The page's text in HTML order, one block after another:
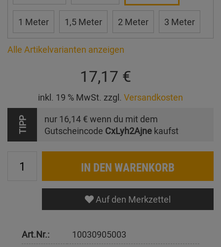
1 Meter 1,5 Meter 2 Meter 3 Meter
Alle Artikelvarianten anzeigen
17,17 €
inkl. 19 % MwSt. zzgl. Versandkosten
TIPP nur 16,14 € wenn du mit dem
Gutscheincode CxLyh2Ajne kaufst
IN DEN WARENKORB
Auf den Merkzettel
Art.Nr.:
10030905003